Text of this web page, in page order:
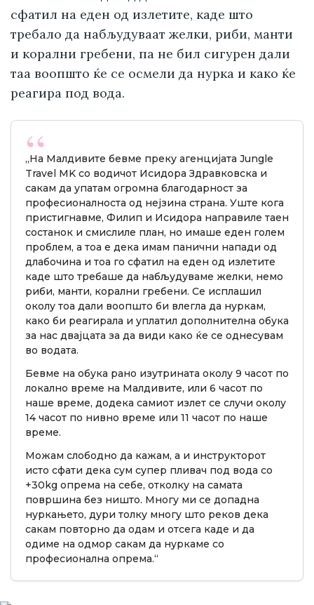
сфатил на еден од излетите, каде што
требало да набљудуваат желки, риби, манти
и корални гребени, па не бил сигурен дали
таа воопшто ќе се осмели да нурка и како ќе
реагира под вода.
„На Малдивите бевме преку агенцијата Jungle
Travel MK со водичот Исидора Здравковска и
сакам да упатам огромна благодарност за
професионалноста од нејзина страна. Уште кога
пристигнавме, Филип и Исидора направиле таен
состанок и смислиле план, но имаше еден голем
проблем, а тоа е дека имам панични напади од
длабочина и тоа го сфатил на еден од излетите
каде што требаше да набљудуваме желки, немо
риби, манти, корални гребени. Се исплашил
околу тоа дали воопшто би влегла да нуркам,
како би реагирала и уплатил дополнителна обука
за нас двајцата за да види како ќе се однесувам
во водата.
Бевме на обука рано изутрината околу 9 часот по
локално време на Малдивите, или 6 часот по
наше време, додека самиот излет се случи околу
14 часот по нивно време или 11 часот по наше
време.
Можам слободно да кажам, а и инструкторот
исто сфати дека сум супер пливач под вода со
+30kg опрема на себе, отколку на самата
површина без ништо. Многу ми се допадна
нуркањето, дури толку многу што реков дека
сакам повторно да одам и отсега каде и да
одиме на одмор сакам да нуркаме со
професионална опрема.“